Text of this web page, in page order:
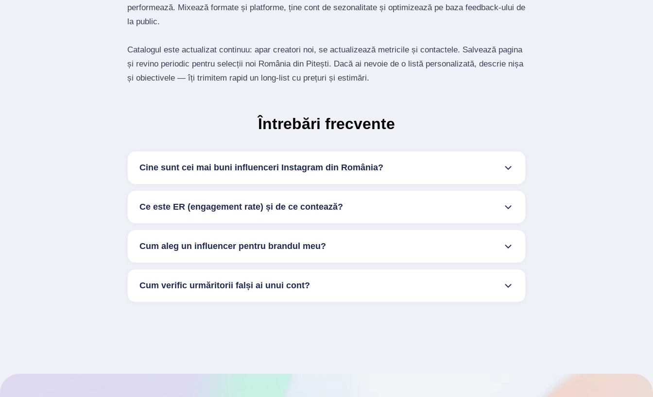
performează. Mixează formate și platforme, ține cont de sezonalitate și optimizează pe baza feedback‑ului de
la public.
Catalogul este actualizat continuu: apar creatori noi, se actualizează metricile și contactele. Salvează pagina
și revino periodic pentru selecții noi România din Pitești. Dacă ai nevoie de o listă personalizată, descrie nișa
și obiectivele — îți trimitem rapid un long‑list cu prețuri și estimări.
Întrebări frecvente
Cine sunt cei mai buni influenceri Instagram din România?
Ce este ER (engagement rate) și de ce contează?
Cum aleg un influencer pentru brandul meu?
Cum verific urmăritorii falși ai unui cont?